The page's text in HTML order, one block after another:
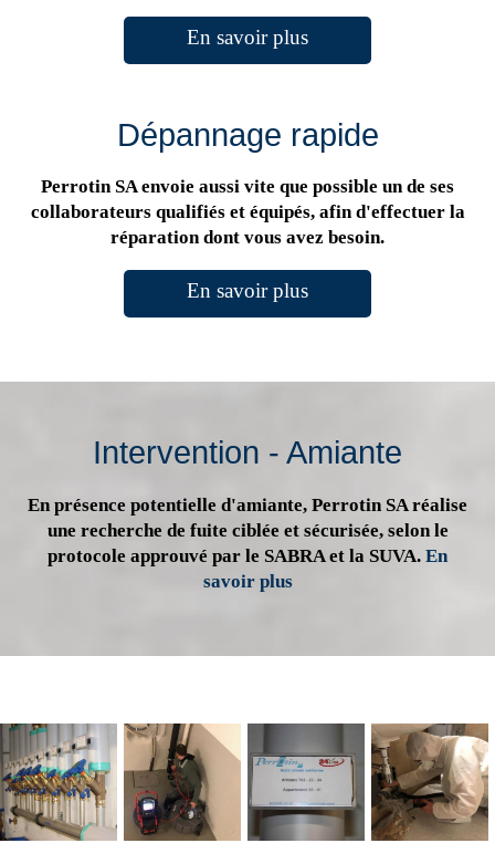
En savoir plus
Dépannage rapide
Perrotin SA envoie aussi vite que possible un de ses
collaborateurs qualifiés et équipés, afin d'effectuer la
réparation dont vous avez besoin.
En savoir plus
Intervention - Amiante
En présence potentielle d'amiante, Perrotin SA réalise
une recherche de fuite ciblée et sécurisée, selon le
protocole approuvé par le SABRA et la SUVA. En
savoir plus